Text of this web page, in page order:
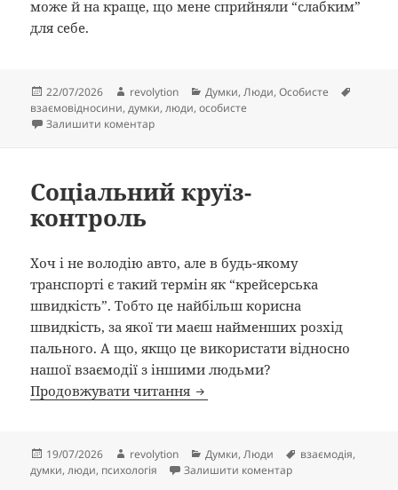
може й на краще, що мене сприйняли “слабким”
для себе.
Опубліковано
22/07/2026 Автор
revolytion Категорії
Думки,Люди,Особисте
взаємовідносини,думки,люди,особисте
Залишити коментардо Цікаво, що…
Соціальний круїз-
контроль
Хоч і не володію авто, але в будь-якому
транспорті є такий термін як “крейсерська
швидкість”. Тобто це найбільш корисна
швидкість, за якої ти маєш найменших розхід
пального. А що, якщо це використати відносно
нашої взаємодії з іншими людьми?
Продовжувати читання Соціальний круїз-контроль
Опубліковано
19/07/2026 Автор
revolytion Категорії
Думки,Люди Позначки
взаємодія,
думки,люди, психологія Залишити коментардо Соціальний